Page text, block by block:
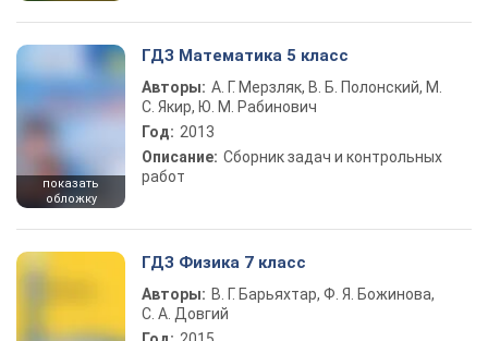
показать
обложку
ГДЗ Математика 5 класс
Авторы: А. Г. Мерзляк, В. Б. Полонский, М.
С. Якир, Ю. М. Рабинович
Год: 2013
Описание: Сборник задач и контрольных
работ
ГДЗ Физика 7 класс
Авторы: В. Г. Барьяхтар, Ф. Я. Божинова,
С. А. Довгий